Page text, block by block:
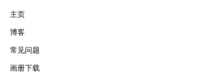
主页
博客
常见问题
画册下载